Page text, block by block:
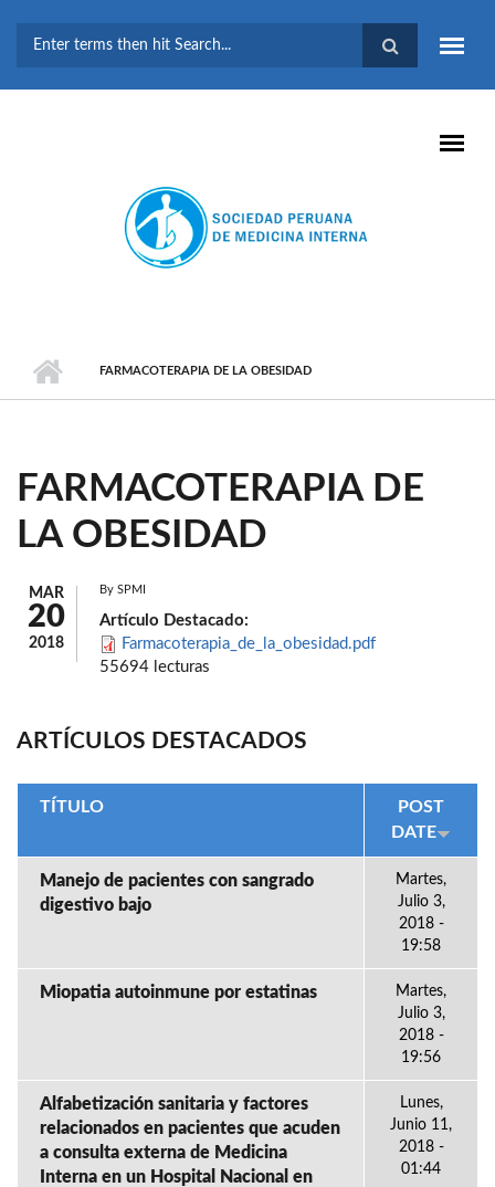
BÚSQUEDA
FARMACOTERAPIA DE LA OBESIDAD
FARMACOTERAPIA DE
LA OBESIDAD
MAR
20
2018
By SPMI
Artículo Destacado:
Farmacoterapia_de_la_obesidad.pdf
55694 lecturas
ARTÍCULOS DESTACADOS
TÍTULO
POST
DATE
Manejo de pacientes con sangrado
digestivo bajo
Martes,
Julio 3,
2018 -
19:58
Miopatia autoinmune por estatinas
Martes,
Julio 3,
2018 -
19:56
Alfabetización sanitaria y factores
relacionados en pacientes que acuden
a consulta externa de Medicina
Interna en un Hospital Nacional en
Lunes,
Junio 11,
2018 -
01:44